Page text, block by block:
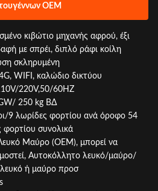
OEM
κιβώτιο μηχανής αφρού, έξι
με σπρέι, διπλό ράφι κοίλη
σκληρυμένη
WIFI, καλώδιο δικτύου
220V,50/60HZ
250 kg ΒΔ
9 λωρίδες φορτίου ανά όροφο 54
φορτίου συνολικά
Μαύρο (OEM), μπορεί να
Αυτοκόλλητο λευκό/μαύρο/
λευκό ή μαύρο προσ